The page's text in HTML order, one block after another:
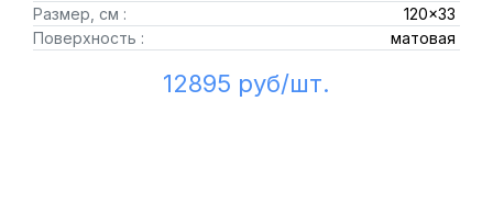
Размер, см :
120x33
Поверхность :
матовая
12895 руб/шт.